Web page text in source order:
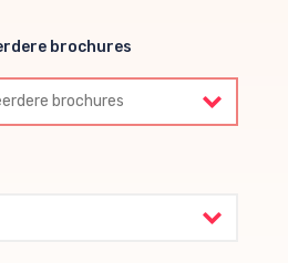
brochures
brochures